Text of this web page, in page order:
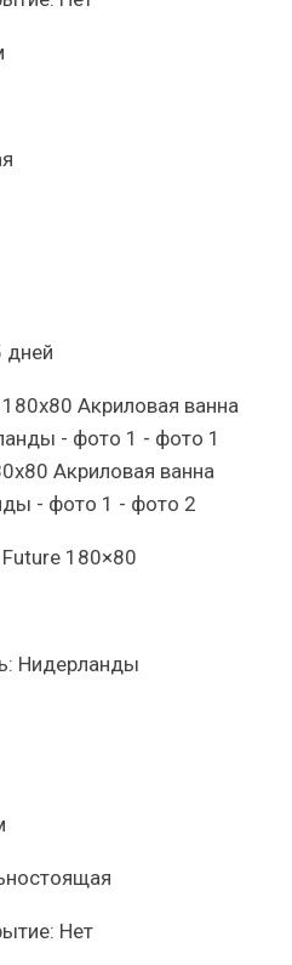
дней
180×80
Нидерланды
Нет